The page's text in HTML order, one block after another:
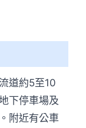
道約5至10
下停車場及
附近有公車